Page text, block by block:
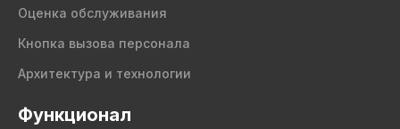
Оценка обслуживания
Кнопка вызова персонала
Архитектура и технологии
Функционал